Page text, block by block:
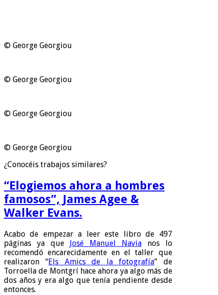
© George Georgiou
© George Georgiou
© George Georgiou
© George Georgiou
¿Conocéis trabajos similares?
“Elogiemos ahora a hombres
famosos”, James Agee &
Walker Evans.
Acabo de empezar a leer este libro de 497
páginas ya que
José Manuel Navia nos lo
recomendó encarecidamente en el taller que
realizaron “Els Amics de la fotografía” de
Torroella de Montgrí hace ahora ya algo más de
dos años y era algo que tenía pendiente desde
entonces.